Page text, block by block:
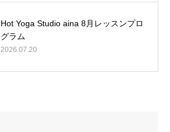
Hot Yoga Studio aina 8月レッスンプロ
グラム
2026.07.20